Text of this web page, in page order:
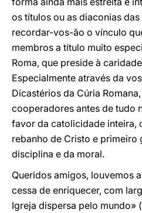
os títulos ou as diaconias
recordar-vos-ão o vínculo
membros a título muito
Roma, que preside à
Especialmente através da
Dicastérios da Cúria
cooperadores antes de tudo
favor da catolicidade inteira,
rebanho de Cristo e primeiro
disciplina e da moral.
Queridos amigos, louvemos
cessa de enriquecer, com
Igreja dispersa pelo mundo» (